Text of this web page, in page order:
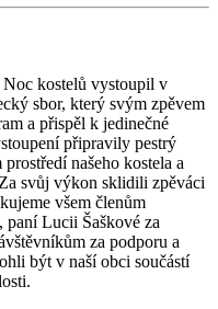
kostelů vystoupil v
sbor, který svým zpěvem
a přispěl k jedinečné
připravily pestrý
našeho kostela a
svůj výkon sklidili zpěváci
všem členům
paní Lucii Šaškové za
za podporu a
být v naší obci součástí